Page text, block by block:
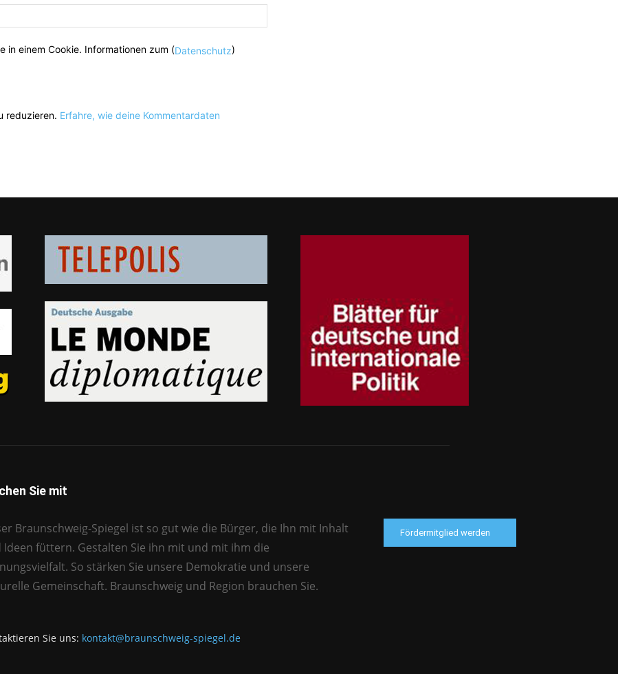
in einem Cookie. Informationen zum (Datenschutz)
reduzieren. Erfahre, wie deine Kommentardaten
Sie mit
Braunschweig-Spiegel ist so gut wie die Bürger, die Ihn mit Inhalt
Ideen füttern. Gestalten Sie ihn mit und mit ihm die
So stärken Sie unsere Demokratie und unsere
Gemeinschaft. Braunschweig und Region brauchen Sie.
Fördermitglied werden
Sie uns: kontakt@braunschweig-spiegel.de